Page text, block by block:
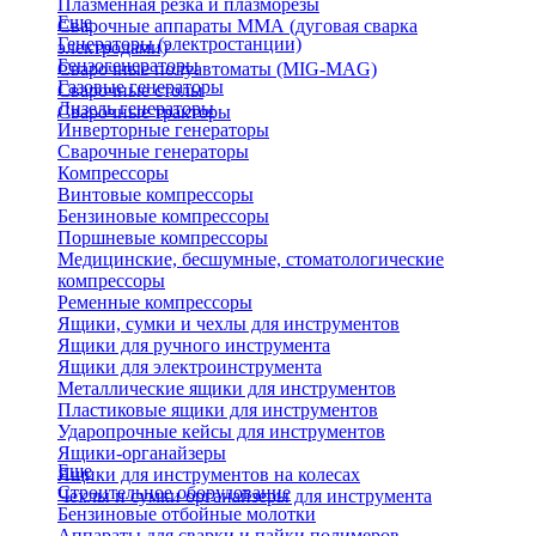
Плазменная резка и плазморезы
Сварочные аппараты ММА (дуговая сварка
электродами)
Сварочные полуавтоматы (MIG-MAG)
Сварочные столы
Сварочные тракторы
Еще
Генераторы (электростанции)
Бензогенераторы
Газовые генераторы
Дизель генераторы
Инверторные генераторы
Сварочные генераторы
Компрессоры
Винтовые компрессоры
Бензиновые компрессоры
Поршневые компрессоры
Медицинские, бесшумные, стоматологические
компрессоры
Ременные компрессоры
Ящики, сумки и чехлы для инструментов
Ящики для ручного инструмента
Ящики для электроинструмента
Металлические ящики для инструментов
Пластиковые ящики для инструментов
Ударопрочные кейсы для инструментов
Ящики-органайзеры
Ящики для инструментов на колесах
Чехлы и сумки органайзеры для инструмента
Еще
Строительное оборудование
Бензиновые отбойные молотки